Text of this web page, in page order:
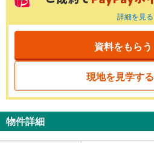
詳細を見る
資料をもらう
現地を見学する
物件詳細